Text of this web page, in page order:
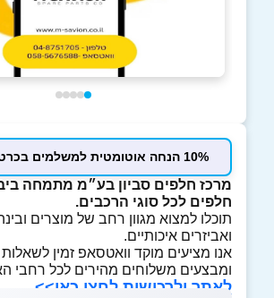
10% הנחה אוטומטית למשלמים בכרטיס המועדון
מרכז חלפים סביון בע״מ מתמחה
חלפים לכל סוגי הרכבים.
תוכלו למצוא מגוון רחב של מוצרים
ואביזרים איכותיים.
אנו מציעים מוקד וואטסאפ זמין
ומבצעים משלוחים מהירים לכל רחבי
לאתר ולרכישות לחצו כאן>>